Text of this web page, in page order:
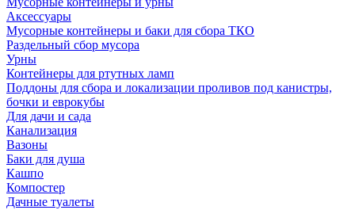
Аксессуары
Мусорные контейнеры и баки для сбора ТКО
Раздельный сбор мусора
Урны
Контейнеры для ртутных ламп
Поддоны для сбора и локализации проливов под канистры,
бочки и еврокубы
Для дачи и сада
Канализация
Вазоны
Баки для душа
Кашпо
Компостер
Дачные туалеты